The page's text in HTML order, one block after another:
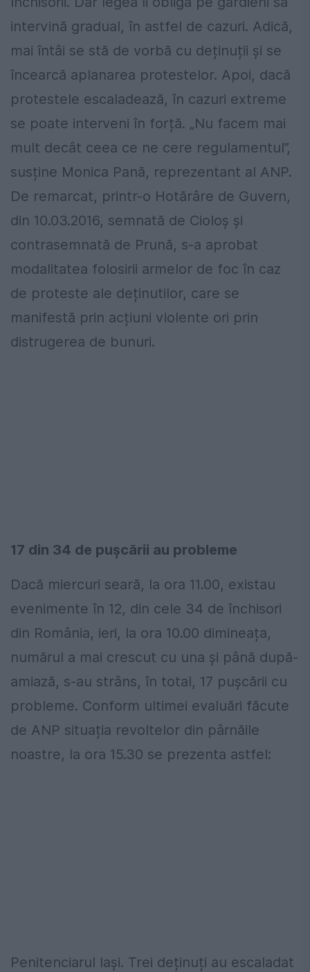
intervină gradual, în astfel de cazuri. Adică,
mai întâi se stă de vorbă cu deținuții și se
încearcă aplanarea protestelor. Apoi, dacă
protestele escaladează, în cazuri extreme
se poate interveni în forță. „Nu facem mai
mult decât ceea ce ne cere regulamentul”,
susține Monica Pană, reprezentant al ANP.
De remarcat, printr-o Hotărâre de Guvern,
din 10.03.2016, semnată de Cioloș și
contrasemnată de Prună, s-a aprobat
modalitatea folosirii armelor de foc în caz
de proteste ale deținutilor, care se
manifestă prin acțiuni violente ori prin
distrugerea de bunuri.
17 din 34 de pușcării au probleme
Dacă miercuri seară, la ora 11.00, existau
evenimente în 12, din cele 34 de închisori
din România, ieri, la ora 10.00 dimineața,
numărul a mai crescut cu una și până după-
amiază, s-au strâns, în total, 17 pușcării cu
probleme. Conform ultimei evaluări făcute
de ANP situația revoltelor din pârnăile
noastre, la ora 15.30 se prezenta astfel:
Penitenciarul Iași. Trei deținuți au escaladat